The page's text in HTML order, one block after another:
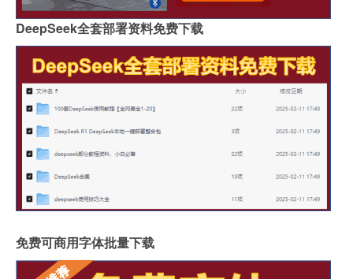
DeepSeek全套部署资料免费下载
免费可商用字体批量下载